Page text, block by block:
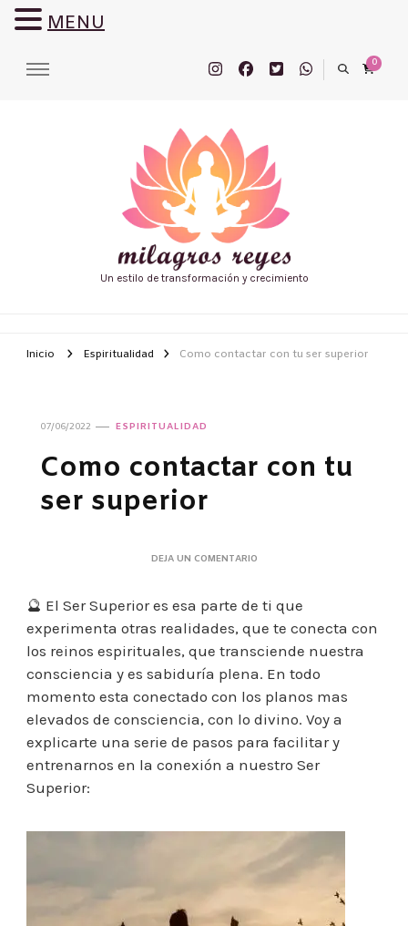
0
Un estilo de transformación y crecimiento
Inicio Espiritualidad Como contactar con tu ser superior
07/06/2022 ESPIRITUALIDAD
Como contactar con tu
ser superior
DEJA UN COMENTARIOEN
CON
SER
SUPERIOR
🔮 El Ser Superior es esa parte de ti que
experimenta otras realidades, que te conecta con
los reinos espirituales, que transciende nuestra
consciencia y es sabiduría plena. En todo
momento esta conectado con los planos mas
elevados de consciencia, con lo divino. Voy a
explicarte una serie de pasos para facilitar y
entrenarnos en la conexión a nuestro Ser
Superior:
MENU